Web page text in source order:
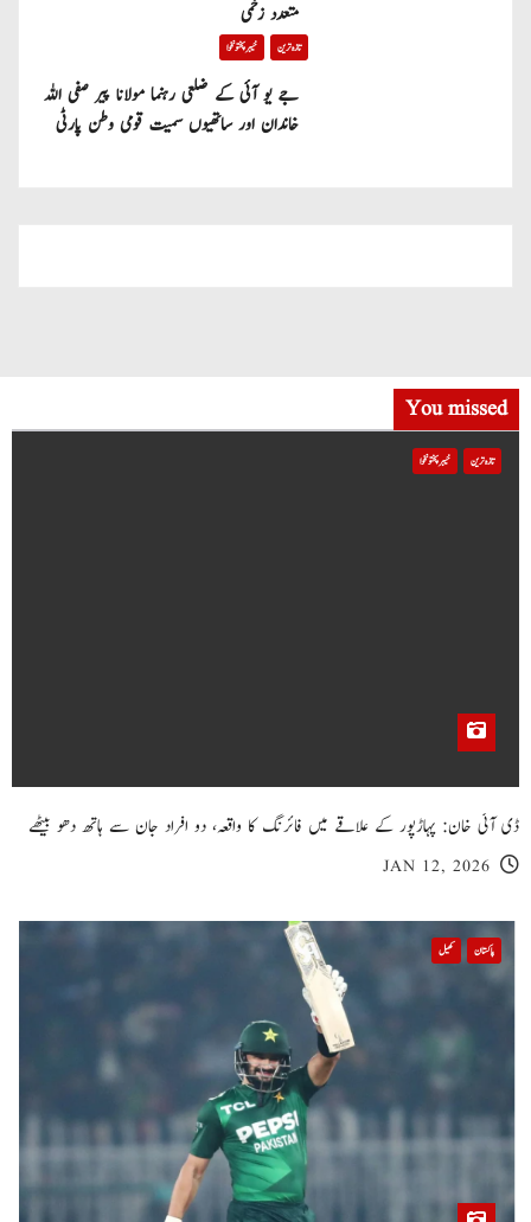
متعدد زخمی
تازہ ترین خیبر پختونخوا
جے یو آئی کے ضلعی رہنما مولانا پیر صفی اللہ
خاندان اور ساتھیوں سمیت قومی وطن پارٹی
You missed
تازہ ترین خیبر پختونخوا
ڈی آئی خان: پہاڑپور کے علاقے میں فائرنگ کا واقعہ، دو افراد جان سے ہاتھ دھو بیٹھے
JAN 12, 2026
پاکستان کھیل